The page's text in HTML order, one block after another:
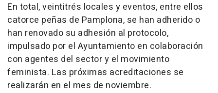
En total, veintitrés locales y eventos, entre ellos
catorce peñas de Pamplona, se han adherido o
han renovado su adhesión al protocolo,
impulsado por el Ayuntamiento en colaboración
con agentes del sector y el movimiento
feminista. Las próximas acreditaciones se
realizarán en el mes de noviembre.